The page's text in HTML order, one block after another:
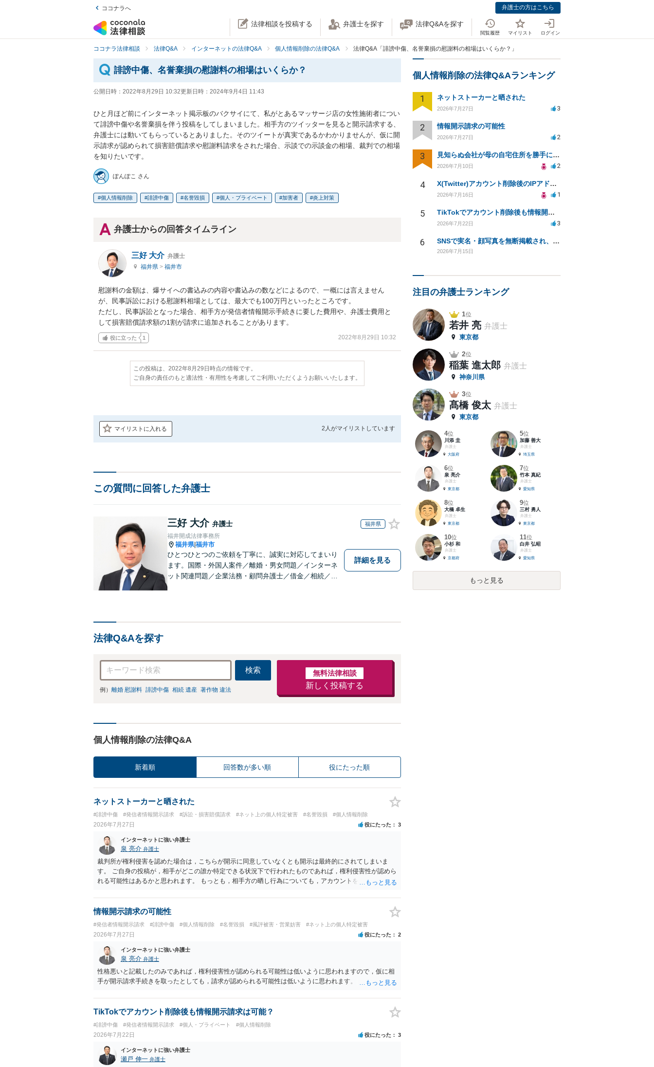
ココナラへ 弁護士の方はこちら
法律相談を投稿する 弁護士を探す 法律Q&Aを探す
閲覧履歴 マイリスト ログイン
ココナラ法律相談 法律Q&A インターネットの法律Q&A 個人情報削除の法律Q&A 法律Q&A「誹謗中傷、名誉棄損の慰謝料の相場はいくらか？」
誹謗中傷、名誉棄損の慰謝料の相場はいくらか？
公開日時： 2022年8月29日 10:32更新日時： 2024年9月4日 11:43
ひと月ほど前にインターネット掲示板のバクサイにて、私がとあるマッサージ店の女性施術者につい
て誹謗中傷や名誉棄損を伴う投稿をしてしまいました。相手方のツイッターを見ると開示請求する、
弁護士には動いてもらっているとありました。そのツイートが真実であるかわかりませんが、仮に開
示請求が認められて損害賠償請求や慰謝料請求をされた場合、示談での示談金の相場、裁判での相場
を知りたいです。
ぽんぽこ さん
個人情報削除 誹謗中傷 名誉毀損 個人・プライベート 加害者 炎上対策
弁護士からの回答タイムライン
三好 大介 弁護士
福井県 > 福井市
慰謝料の金額は、爆サイへの書込みの内容や書込みの数などによるので、一概には言えません
が、民事訴訟における慰謝料相場としては、最大でも100万円といったところです。
ただし、民事訴訟となった場合、相手方が発信者情報開示手続きに要した費用や、弁護士費用と
して損害賠償請求額の1割が請求に追加されることがあります。
役に立った 1 2022年8月29日 10:32
この投稿は、2022年8月29日時点の情報です。
ご自身の責任のもと適法性・有用性を考慮してご利用いただくようお願いいたします。
マイリストに入れる 2人がマイリストしています
この質問に回答した弁護士
三好 大介 弁護士 福井県
福井開成法律事務所
福井県|福井市
ひとつひとつのご依頼を丁寧に、誠実に対応してまいり
ます。国際・外国人案件／離婚・男女問題／インターネ
ット関連問題／企業法務・顧問弁護士／借金／相続／交
詳細を見る
法律Q&Aを探す
検索
例） 離婚 慰謝料 誹謗中傷 相続 遺産 著作物 違法
無料法律相談
新しく投稿する
個人情報削除の法律Q&A
新着順 回答数が多い順 役にたった順
ネットストーカーと晒された
#誹謗中傷 #発信者情報開示請求 #訴訟・損害賠償請求 #ネット上の個人特定被害 #名誉毀損 #個人情報削除
2026年7月27日 役にたった 3
インターネットに強い弁護士
泉 亮介 弁護士
裁判所が権利侵害を認めた場合は，こちらが開示に同意していなくとも開示は最終的にされてしまいま
す。 ご自身の投稿が，相手がどこの誰か特定できる状況下で行われたものであれば，権利侵害性が認めら
れる可能性はあるかと思われます。 もっとも，相手方の晒し行為についても，アカウントを特定したうえ
ょう。
情報開示請求の可能性
#発信者情報開示請求 #誹謗中傷 #個人情報削除 #名誉毀損 #風評被害・営業妨害 #ネット上の個人特定被害
2026年7月27日 役にたった 2
インターネットに強い弁護士
泉 亮介 弁護士
性格悪いと記載したのみであれば，権利侵害性が認められる可能性は低いように思われますので，仮に相
手が開示請求手続きを取ったとしても，請求が認められる可能性は低いように思われます。
TikTokでアカウント削除後も情報開示請求は可能？
#誹謗中傷 #発信者情報開示請求 #個人・プライベート #個人情報削除
2026年7月22日 役にたった 3
インターネットに強い弁護士
瀬戸 伸一 弁護士
個人情報削除の法律Q&Aランキング
1 ネットストーカーと晒された
2026年7月27日 3
2 情報開示請求の可能性
2026年7月27日 2
3 見知らぬ会社が母の自宅住所を勝手に使用、報告先と母への影響について相談
2026年7月10日 2
4 X(Twitter)アカウント削除後のIPアドレス開示請求の期限は？
2026年7月16日 1
5 TikTokでアカウント削除後も情報開示請求は可能？
2026年7月22日 3
6 SNSで実名・顔写真を無断掲載され、虚偽の内容を繰り返し投稿されています。法的対応は可能でしょうか？
2026年7月15日
注目の弁護士ランキング
1位
若井 亮 弁護士
東京都
2位
稲葉 進太郎 弁護士
神奈川県
3位
髙橋 俊太 弁護士
東京都
4位
川添 圭
弁護士
大阪府
5位
加藤 善大
弁護士
埼玉県
6位
泉 亮介
弁護士
東京都
7位
竹本 真紀
弁護士
愛知県
8位
大橋 卓生
弁護士
東京都
9位
三村 勇人
弁護士
東京都
10位
小杉 和
弁護士
京都府
11位
白井 弘昭
弁護士
愛知県
もっと見る